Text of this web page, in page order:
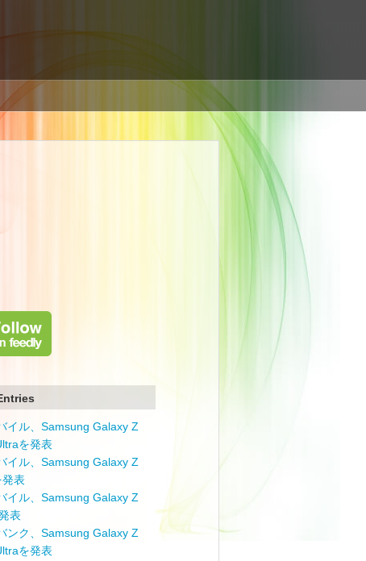
イル、Samsung Galaxy Z
を発表
イル、Samsung Galaxy Z
発表
イル、Samsung Galaxy Z
表
ンク、Samsung Galaxy Z
を発表